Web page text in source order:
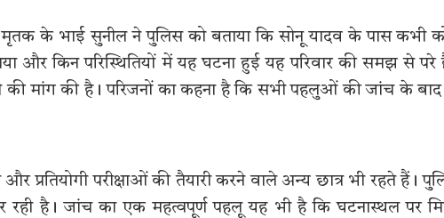
के भाई सुनील ने पुलिस को बताया कि सोनू यादव के पास कभी
और किन परिस्थितियों में यह घटना हुई यह परिवार की समझ से परे
मांग की है। परिजनों का कहना है कि सभी पहलुओं की जांच के बाद
परीक्षाओं की तैयारी करने वाले अन्य छात्र भी रहते हैं।
है। जांच का एक महत्वपूर्ण पहलू यह भी है कि घटनास्थल पर